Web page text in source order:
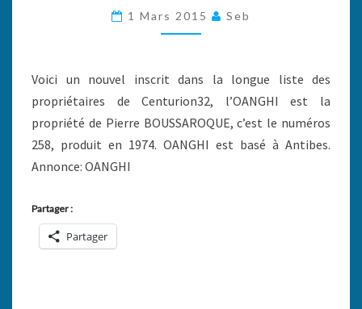
CENTURION32
À
1 Mars 2015 Seb
Voici un nouvel inscrit dans la longue liste des
propriétaires de Centurion32, l’OANGHI est la
propriété de Pierre BOUSSAROQUE, c’est le numéros
258, produit en 1974. OANGHI est basé à Antibes.
Annonce: OANGHI
Partager :
Partager